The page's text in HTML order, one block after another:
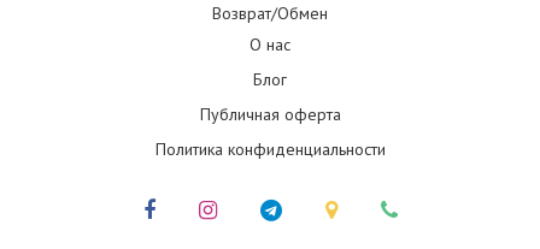
Возврат/Обмен
О нас
Блог
Публичная оферта
Политика конфиденциальности